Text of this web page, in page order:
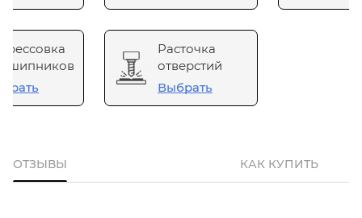
Расточка
отверстий
Выбрать
ОТЗЫВЫ КАК КУПИТЬ